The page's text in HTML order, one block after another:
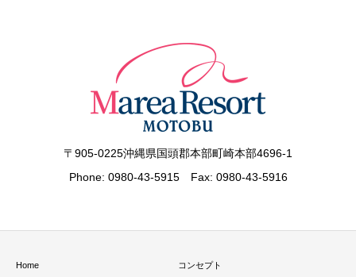
〒905-0225沖縄県国頭郡本部町崎本部4696-1
Phone: 0980-43-5915 Fax: 0980-43-5916
Home コンセプト